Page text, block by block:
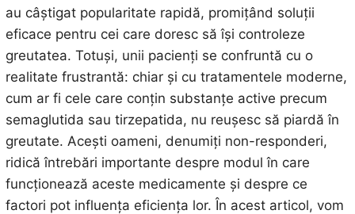
au câștigat popularitate rapidă, promițând soluții
eficace pentru cei care doresc să își controleze
greutatea. Totuși, unii pacienți se confruntă cu o
realitate frustrantă: chiar și cu tratamentele moderne,
cum ar fi cele care conțin substanțe active precum
semaglutida sau tirzepatida, nu reușesc să piardă în
greutate. Acești oameni, denumiți non-responderi,
ridică întrebări importante despre modul în care
funcționează aceste medicamente și despre ce
factori pot influența eficiența lor. În acest articol, vom